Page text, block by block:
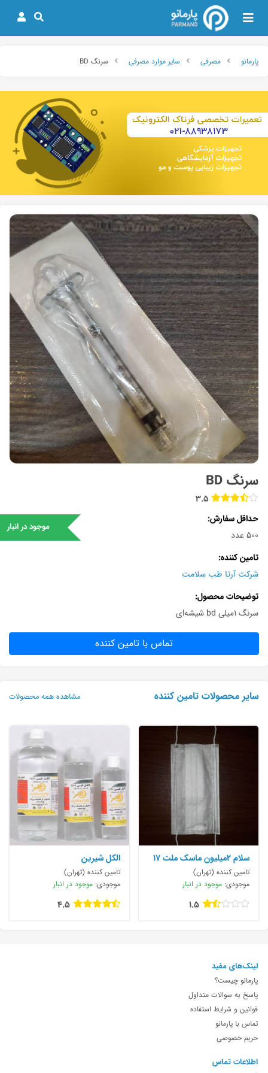
پارمانو مصرفی سایر موارد مصرفی سرنگ BD
سرنگ BD
3.5
موجود در انبار
حداقل سفارش
500 عدد
تامین کننده
شرکت آرتا طب سلامت
توضیحات محصول
سرنگ ۱میلی bd شیشه‌ای
تماس با تامین کننده
سایر محصولات تامین کننده مشاهده همه محصولات
سلام ۲میلیون ماسک ملت ۱۷
و
تامین کننده (تهران)
موجودی: موجود در انبار
1.5
الکل شیرین
تامین کننده (تهران)
موجودی: موجود در انبار
4.5
لینک‌های مفید
پارمانو چیست؟
پاسخ به سوالات متداول
قوانین و شرایط استفاده
تماس با پارمانو
حریم خصوصی
اطلاعات تماس